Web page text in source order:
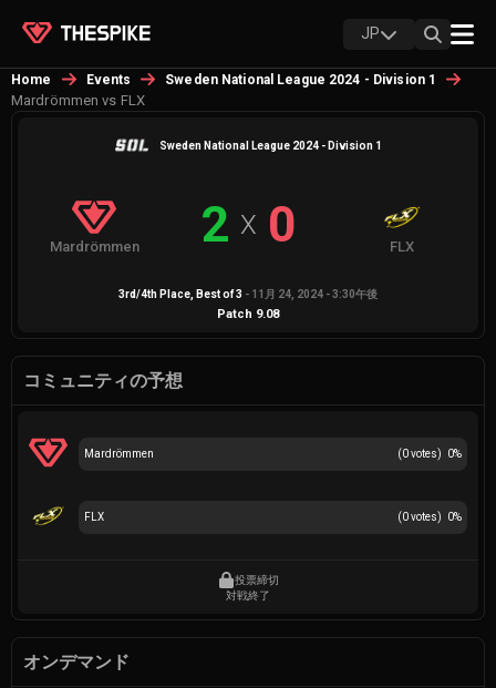
JP
Home Events Sweden National League 2024 - Division 1
Mardrömmen vs FLX
Sweden National League 2024 - Division 1
Mardrömmen 2 X 0 FLX
3rd/4th Place , Best of3 - 11月 24, 2024 - 3:30午後
Patch 9.08
コミュニティの予想
(0votes) 0%
Mardrömmen
(0votes) 0%
FLX
投票締切
対戦終了
オンデマンド